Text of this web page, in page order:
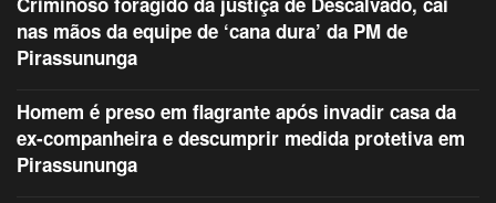
nas mãos da equipe de ‘cana dura’ da PM de
Pirassununga
Homem é preso em flagrante após invadir casa da
ex-companheira e descumprir medida protetiva em
Pirassununga